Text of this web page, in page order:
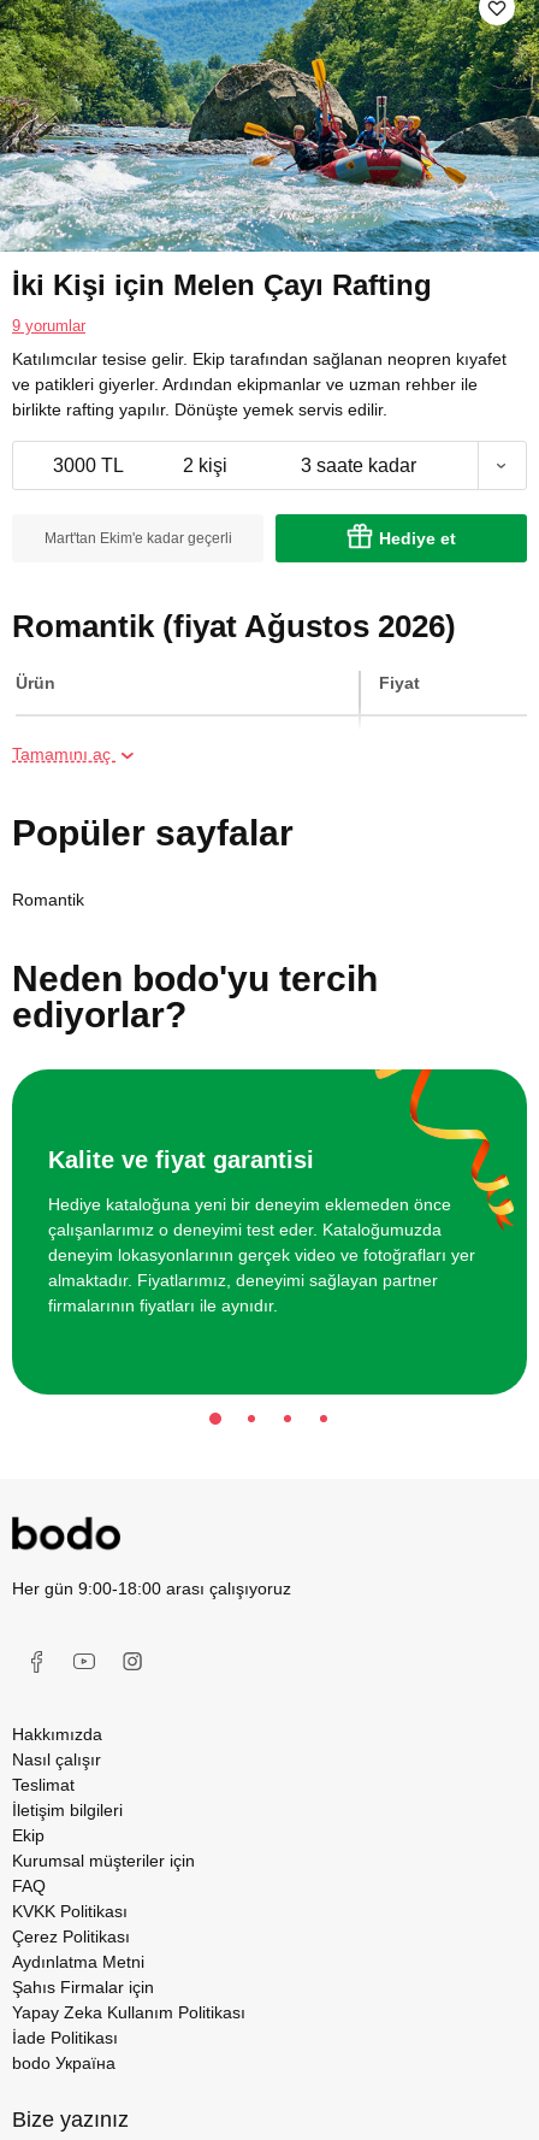
İki Kişi için Melen Çayı Rafting
9 yorumlar
Katılımcılar tesise gelir. Ekip tarafından sağlanan neopren kıyafet
ve patikleri giyerler. Ardından ekipmanlar ve uzman rehber ile
birlikte rafting yapılır. Dönüşte yemek servis edilir.
3000 TL 2 kişi 3 saate kadar
Mart'tan Ekim'e kadar geçerli Hediye et
Romantik (fiyat Ağustos 2026)
Ürün Fiyat
Online Suluboya Kursu
Online Temel Sanat Tarihi Eğitimi
İki Kişi için Melen Çayı Rafting 3000 TL
Tamamını aç
Popüler sayfalar
Romantik
Neden bodo'yu tercih
ediyorlar?
Kalite ve fiyat garantisi
Hediye kataloğuna yeni bir deneyim eklemeden önce
çalışanlarımız o deneyimi test eder. Kataloğumuzda
deneyim lokasyonlarının gerçek video ve fotoğrafları yer
almaktadır. Fiyatlarımız, deneyimi sağlayan partner
firmalarının fiyatları ile aynıdır.
Her gün 9:00-18:00 arası çalışıyoruz
Hakkımızda
Nasıl çalışır
Teslimat
İletişim bilgileri
Ekip
Kurumsal müşteriler için
FAQ
KVKK Politikası
Çerez Politikası
Aydınlatma Metni
Şahıs Firmalar için
Yapay Zeka Kullanım Politikası
İade Politikası
bodo Україна
Bize yazınız